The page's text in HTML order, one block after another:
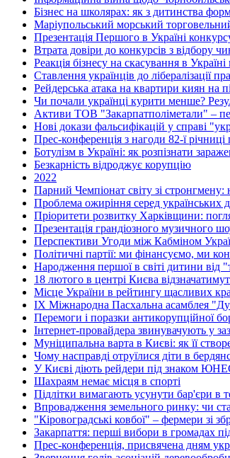
Бізнес на школярах: як з дитинства
Маріупольський морський
Презентація Першого в Україні
Втрата довіри до конкурсів з відбору
Реакція бізнесу на скасування в
Ставлення українців до лібералізації
Рейдерська атака на квартири киян на
Чи почали українці курити менше?
Активи ТОВ "Закарпатполіметали" –
Нові докази фальсифікацій у справі
Прес-конференція з нагоди 82-ї річниці
Ботулізм в Україні: як розпізнати
Безкарність відроджує корупцію
2022
Парний Чемпіонат світу зі
Проблема ожиріння серед українських
Пріоритети розвитку Харківщини:
Презентація грандіозного музичного
Перспективи Угоди між Кабміном
Політичні партії: ми фінансуємо, ми
Народження першої в світі дитини від
18 лютого в центрі Києва
Місце України в рейтингу щасливих
ІХ Міжнародна Пасхальна асамблея
Перемоги і поразки антикорупційної
Інтернет-провайдера звинувачують у
Муніципальна варта в Києві: як її
Чому насправді отруїлися діти в
У Києві діють рейдери під знаком
Шахраям немає місця в спорті
Підлітки вимагають усунути бар'єри в
Впровадження земельного ринку: чи
"Кіровоградські ковбої" – фермери зі
Закарпаття: перші вибори в громадах
Прес-конференція, присвячена дням